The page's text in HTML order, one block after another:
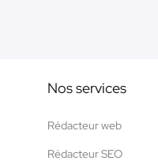
Nos services
Rédacteur web
Rédacteur SEO